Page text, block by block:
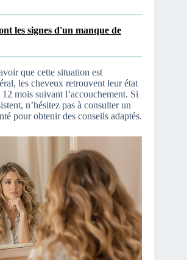
les signes d'un manque de
que cette situation est
les cheveux retrouvent leur état
mois suivant l’accouchement. Si
n’hésitez pas à consulter un
pour obtenir des conseils adaptés.